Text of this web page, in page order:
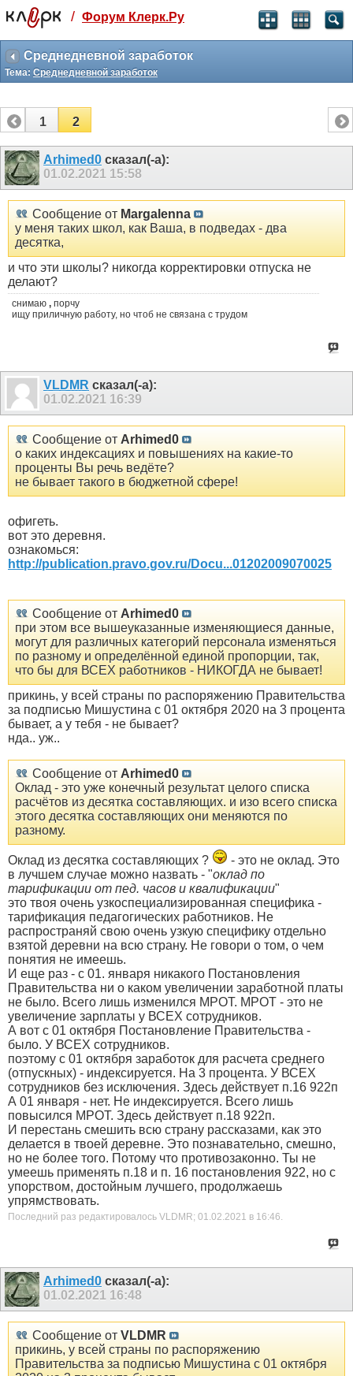
Святые угодники, Клерк без рекламы
прекрасен:)
месяц
3 месяца
259 ₽
-10%
полгода
499 ₽
-15%
/ Форум Клерк.Ру
Среднедневной заработок
Тема: Среднедневной заработок
1 2
Arhimed0 сказал(-а):
01.02.2021 15:58
Сообщение от Margalenna
у меня таких школ, как Ваша, в подведах - два
десятка,
и что эти школы? никогда корректировки отпуска не
делают?
снимаю , порчу
ищу приличную работу, но чтоб не связана с трудом
VLDMR сказал(-а):
01.02.2021 16:39
Сообщение от Arhimed0
о каких индексациях и повышениях на какие-то
проценты Вы речь ведёте?
не бывает такого в бюджетной сфере!
офигеть.
вот это деревня.
ознакомься:
http://publication.pravo.gov.ru/Docu...01202009070025
Сообщение от Arhimed0
при этом все вышеуказанные изменяющиеся данные,
могут для различных категорий персонала изменяться
по разному и определённой единой пропорции, так,
что бы для ВСЕХ работников - НИКОГДА не бывает!
прикинь, у всей страны по распоряжению Правительства
за подписью Мишустина с 01 октября 2020 на 3 процента
бывает, а у тебя - не бывает?
нда.. уж..
Сообщение от Arhimed0
Оклад - это уже конечный результат целого списка
расчётов из десятка составляющих. и изо всего списка
этого десятка составляющих они меняются по
разному.
Оклад из десятка составляющих ?
- это не оклад. Это
в лучшем случае можно назвать - "оклад по
тарификации от пед. часов и квалификации"
это твоя очень узкоспециализированная специфика -
тарификация педагогических работников. Не
распространяй свою очень узкую специфику отдельно
взятой деревни на всю страну. Не говори о том, о чем
понятия не имеешь.
И еще раз - с 01. января никакого Постановления
Правительства ни о каком увеличении заработной платы
не было. Всего лишь изменился МРОТ. МРОТ - это не
увеличение зарплаты у ВСЕХ сотрудников.
А вот с 01 октября Постановление Правительства -
было. У ВСЕХ сотрудников.
поэтому с 01 октября заработок для расчета среднего
(отпускных) - индексируется. На 3 процента. У ВСЕХ
сотрудников без исключения. Здесь действует п.16 922п
А 01 января - нет. Не индексируется. Всего лишь
повысился МРОТ. Здесь действует п.18 922п.
И перестань смешить всю страну рассказами, как это
делается в твоей деревне. Это познавательно, смешно,
но не более того. Потому что противозаконно. Ты не
умеешь применять п.18 и п. 16 постановления 922, но с
упорством, достойным лучшего, продолжаешь
упрямствовать.
Последний раз редактировалось VLDMR; 01.02.2021 в 16:46
Arhimed0 сказал(-а):
01.02.2021 16:48
Сообщение от VLDMR
прикинь, у всей страны по распоряжению
Правительства за подписью Мишустина с 01 октября